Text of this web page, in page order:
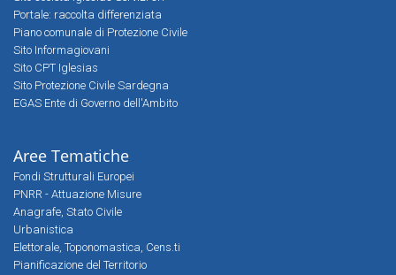
Portale: raccolta differenziata
Piano comunale di Protezione Civile
Sito Informagiovani
Sito CPT Iglesias
Sito Protezione Civile Sardegna
EGAS Ente di Governo dell'Ambito
Aree Tematiche
Fondi Strutturali Europei
PNRR - Attuazione Misure
Anagrafe, Stato Civile
Urbanistica
Elettorale, Toponomastica, Cens.ti
Pianificazione del Territorio